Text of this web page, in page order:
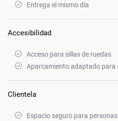
Entrega el mismo día
Accesibilidad
Acceso para sillas de ruedas
Aparcamiento adaptado para
Clientela
Espacio seguro para